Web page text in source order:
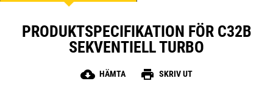
PRODUKTSPECIFIKATION FÖR C32B
SEKVENTIELL TURBO
cloud_download HÄMTA print SKRIV UT